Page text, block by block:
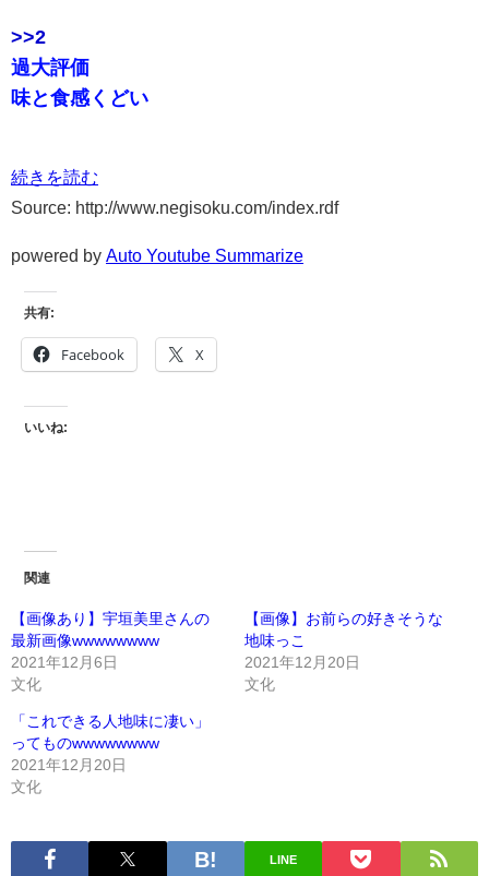
>>2
過大評価
味と食感くどい
続きを読む
Source: http://www.negisoku.com/index.rdf
powered by Auto Youtube Summarize
共有:
Facebook X
いいね:
関連
【画像あり】宇垣美里さんの
最新画像wwwwwwww
2021年12月6日
文化
【画像】お前らの好きそうな
地味っこ
2021年12月20日
文化
「これできる人地味に凄い」
ってものwwwwwwww
2021年12月20日
文化
LINE